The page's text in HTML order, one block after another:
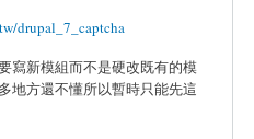
drupal_7_captcha
寫新模組而不是硬改既有的模
地方還不懂所以暫時只能先這